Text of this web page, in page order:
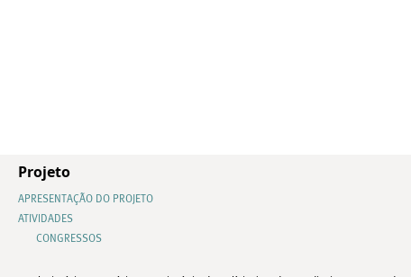
Projeto
APRESENTAÇÃO DO PROJETO
ATIVIDADES
CONGRESSOS